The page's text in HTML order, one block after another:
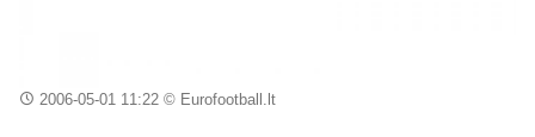
2006-05-01 11:22© Eurofootball.lt